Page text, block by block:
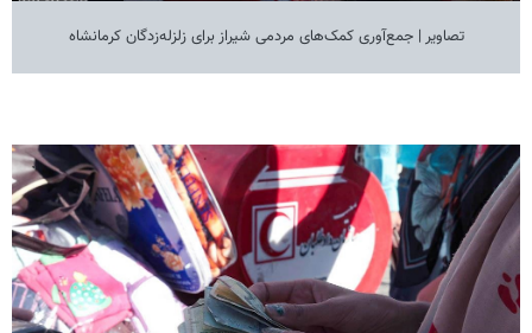
تصاویر | جمع‌آوری کمک‌های مردمی شیراز برای زلزله‌زدگان کرمانشاه